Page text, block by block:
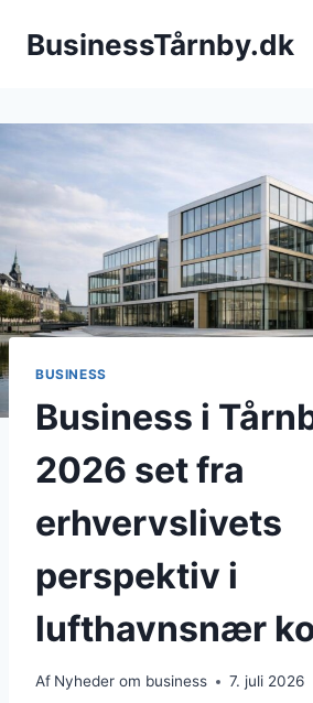
BusinessTårnby.dk
BUSINESS
Business i
2026 set fra
erhvervslivets
perspektiv i
lufthavnsnær
Af Nyheder om business 7. juli 2026